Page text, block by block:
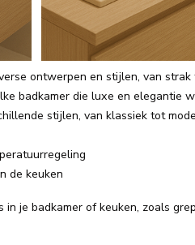
ontwerpen en stijlen, van strak
badkamer die luxe en elegantie
stijlen, van klassiek tot
de keuken
je badkamer of keuken, zoals